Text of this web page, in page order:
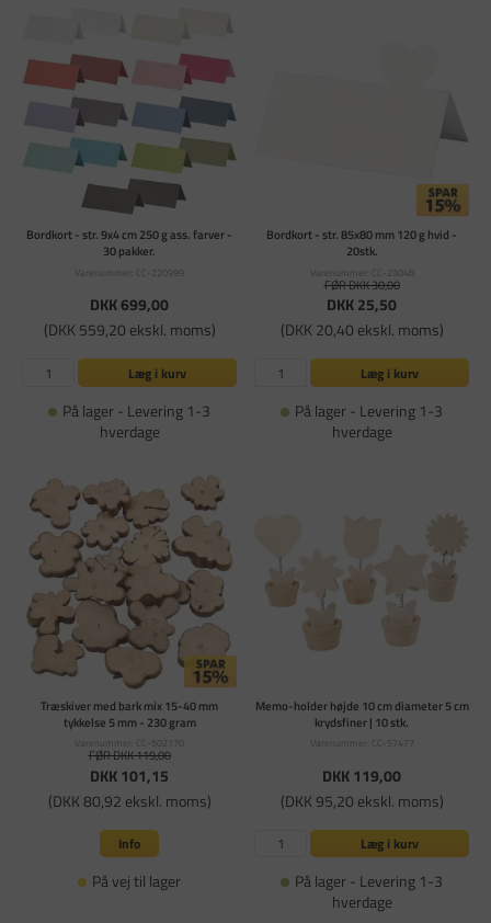
Bordkort - str. 9x4 cm 250 g ass. farver -
30 pakker.
Varenummer: CC-220999
DKK 699,00
(DKK 559,20 ekskl. moms)
Læg i kurv
På lager - Levering 1-3
hverdage
Bordkort - str. 85x80 mm 120 g hvid -
20stk.
Varenummer: CC-23048
FØR DKK 30,00
DKK 25,50
(DKK 20,40 ekskl. moms)
Læg i kurv
På lager - Levering 1-3
hverdage
Træskiver med bark mix 15-40 mm
tykkelse 5 mm - 230 gram
Varenummer: CC-502170
FØR DKK 119,00
DKK 101,15
(DKK 80,92 ekskl. moms)
Info
På vej til lager
Memo-holder højde 10 cm diameter 5 cm
krydsfiner | 10 stk.
Varenummer: CC-57477
DKK 119,00
(DKK 95,20 ekskl. moms)
Læg i kurv
På lager - Levering 1-3
hverdage